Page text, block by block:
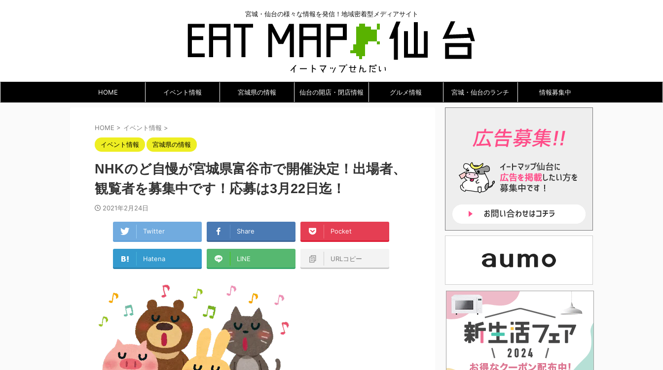
宮城・仙台の様々な情報を発信！地域密着型メディアサイト
HOME イベント情報 宮城県の情報 仙台の開店・閉店情報 グルメ情報 宮城・仙台のランチ 情報募集中
HOME > イベント情報 >
イベント情報 宮城県の情報
NHKのど自慢が宮城県富谷市で開催決定！出場者、
観覧者を募集中です！応募は3月22日迄！
2021年2月24日
Twitter Share Pocket
Hatena LINE URLコピー